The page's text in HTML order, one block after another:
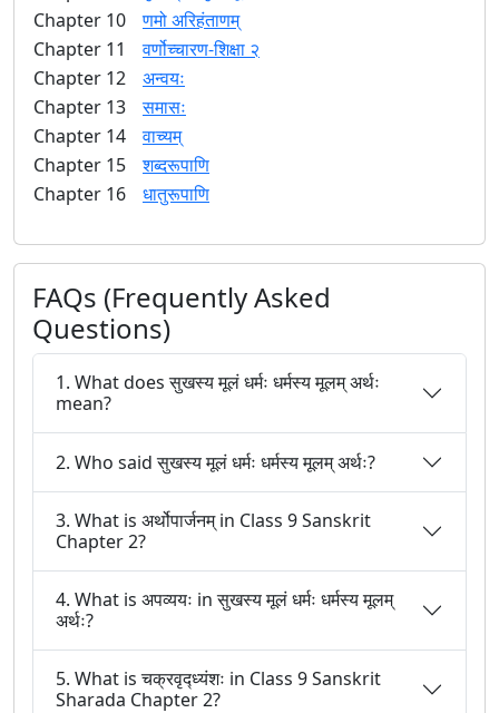
Chapter 10
णमो अरिहंताणम्
Chapter 11
वर्णोच्चारण-शिक्षा २
Chapter 12
अन्वयः
Chapter 13
समासः
Chapter 14
वाच्यम्
Chapter 15
शब्दरूपाणि
Chapter 16
धातुरूपाणि
FAQs (Frequently Asked
Questions)
1. What does सुखस्य मूलं धर्मः धर्मस्य मूलम् अर्थः
mean?
2. Who said सुखस्य मूलं धर्मः धर्मस्य मूलम् अर्थः?
3. What is अर्थोपार्जनम् in Class 9 Sanskrit
Chapter 2?
4. What is अपव्ययः in सुखस्य मूलं धर्मः धर्मस्य मूलम्
अर्थः?
5. What is चक्रवृद्ध्यंशः in Class 9 Sanskrit
Sharada Chapter 2?